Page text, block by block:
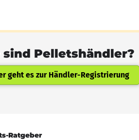
sind Pelletshändler?
geht es zur Händler-Registrierung
Ratgeber